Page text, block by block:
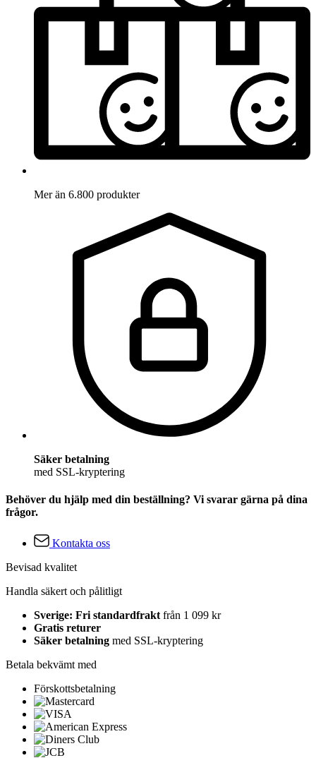
Mer än 6.800 produkter
Säker betalning
med SSL-kryptering
Behöver du hjälp med din beställning? Vi svarar gärna på dina
frågor.
Kontakta oss
Bevisad kvalitet
Handla säkert och pålitligt
Sverige: Fri standardfrakt från 1 099 kr
Gratis returer
Säker betalning med SSL-kryptering
Betala bekvämt med
Förskottsbetalning